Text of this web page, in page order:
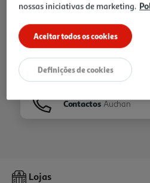
Ir para Homepage
Folhetos
Contactos Auchan
Lojas
nossas iniciativas de marketing.
Aceitar todos os cookies
Definições de cookies